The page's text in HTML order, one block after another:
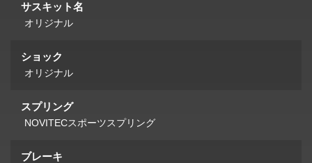
サスキット名
オリジナル
ショック
オリジナル
スプリング
NOVITECスポーツスプリング
ブレーキ